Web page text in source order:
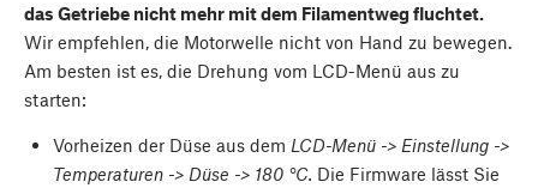
das Getriebe nicht mehr mit dem Filamentweg fluchtet.
Wir empfehlen, die Motorwelle nicht von Hand zu bewegen.
Am besten ist es, die Drehung vom LCD-Menü aus zu
starten:
Vorheizen der Düse aus dem LCD-Menü -> Einstellung ->
Temperaturen -> Düse -> 180 °C. Die Firmware lässt Sie